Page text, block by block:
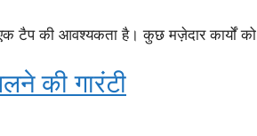
टैप की आवश्यकता है। कुछ मज़ेदार कार्यों को
की गारंटी